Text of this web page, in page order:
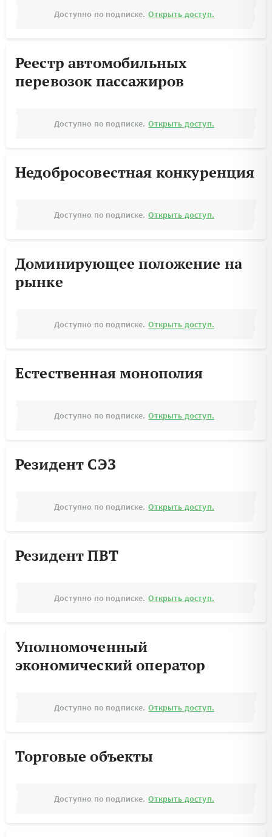
Доступно по подписке. Открыть доступ.
Реестр автомобильных
перевозок пассажиров
Доступно по подписке. Открыть доступ.
Недобросовестная конкуренция
Доступно по подписке. Открыть доступ.
Доминирующее положение на
рынке
Доступно по подписке. Открыть доступ.
Естественная монополия
Доступно по подписке. Открыть доступ.
Резидент СЭЗ
Доступно по подписке. Открыть доступ.
Резидент ПВТ
Доступно по подписке. Открыть доступ.
Уполномоченный
экономический оператор
Доступно по подписке. Открыть доступ.
Торговые объекты
Доступно по подписке. Открыть доступ.